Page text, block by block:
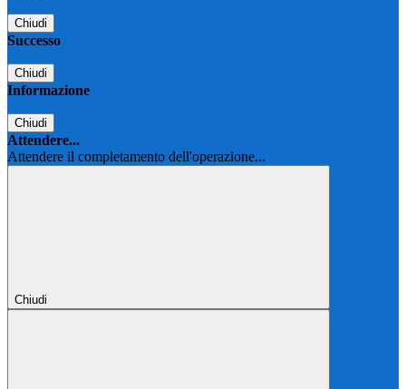
Chiudi
Successo
Chiudi
Informazione
Chiudi
Attendere...
Attendere il completamento dell'operazione...
Chiudi